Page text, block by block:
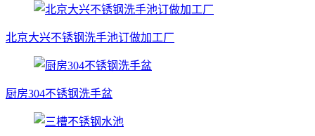
北京大兴不锈钢洗手池订做加工厂
厨房304不锈钢洗手盆